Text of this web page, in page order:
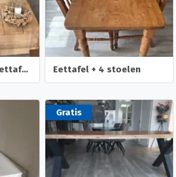
2 losse tafels, bijzettafel of salontafel Eettafel + 4 stoelen
Gratis